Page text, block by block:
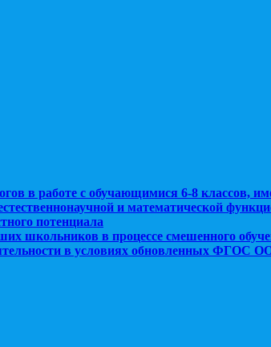
в работе с обучающимися 6-8 классов,
и математической
потенциала
школьников в процессе смешенного
в условиях обновленных ФГОС